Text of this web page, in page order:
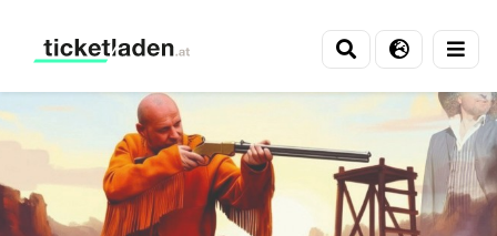
Ticketladen